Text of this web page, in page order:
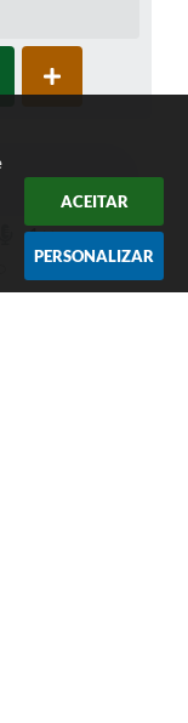
ACEITAR
PERSONALIZAR